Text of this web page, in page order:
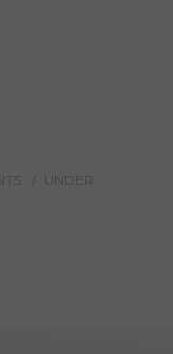
UNDER :